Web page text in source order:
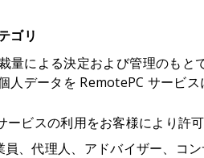
ゴリ
量による決定および管理のも
人データを RemotePC サービス
ービスの利用をお客様により許
、代理人、アドバイザー、コン